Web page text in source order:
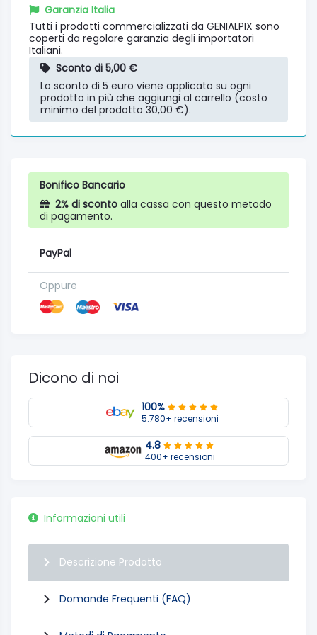
Garanzia Italia
Tutti i prodotti commercializzati da GENIALPIX sono
coperti da regolare garanzia degli importatori
Italiani.
Sconto di 5,00 €
Lo sconto di 5 euro viene applicato su ogni
prodotto in più che aggiungi al carrello (costo
minimo del prodotto 30,00 €).
Bonifico Bancario
2% di sconto alla cassa con questo metodo
di pagamento.
PayPal
Oppure
Dicono di noi
100%
5.780+ recensioni
4.8
400+ recensioni
Informazioni utili
Descrizione Prodotto
Domande Frequenti (FAQ)